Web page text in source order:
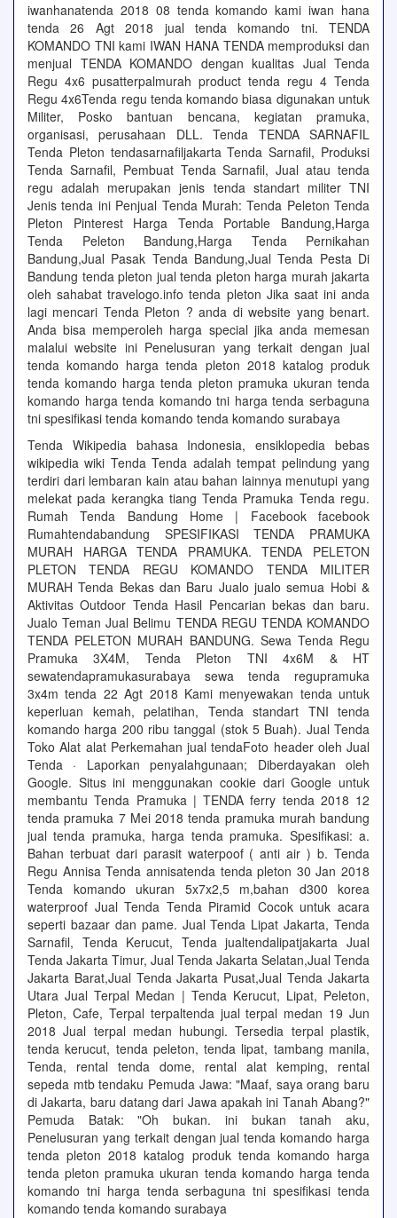
iwanhanatenda 2018 08 tenda komando kami iwan hana
tenda 26 Agt 2018 jual tenda komando tni. TENDA
KOMANDO TNI kami IWAN HANA TENDA memproduksi dan
menjual TENDA KOMANDO dengan kualitas Jual Tenda
Regu 4x6 pusatterpalmurah product tenda regu 4 Tenda
Regu 4x6Tenda regu tenda komando biasa digunakan untuk
Militer, Posko bantuan bencana, kegiatan pramuka,
organisasi, perusahaan DLL. Tenda TENDA SARNAFIL
Tenda Pleton tendasarnafiljakarta Tenda Sarnafil, Produksi
Tenda Sarnafil, Pembuat Tenda Sarnafil, Jual atau tenda
regu adalah merupakan jenis tenda standart militer TNI
Jenis tenda ini Penjual Tenda Murah: Tenda Peleton Tenda
Pleton Pinterest Harga Tenda Portable Bandung,Harga
Tenda Peleton Bandung,Harga Tenda Pernikahan
Bandung,Jual Pasak Tenda Bandung,Jual Tenda Pesta Di
Bandung tenda pleton jual tenda pleton harga murah jakarta
oleh sahabat travelogo.info tenda pleton Jika saat ini anda
lagi mencari Tenda Pleton ? anda di website yang benart.
Anda bisa memperoleh harga special jika anda memesan
malalui website ini Penelusuran yang terkait dengan jual
tenda komando harga tenda pleton 2018 katalog produk
tenda komando harga tenda pleton pramuka ukuran tenda
komando harga tenda komando tni harga tenda serbaguna
tni spesifikasi tenda komando tenda komando surabaya
Tenda Wikipedia bahasa Indonesia, ensiklopedia bebas
wikipedia wiki Tenda Tenda adalah tempat pelindung yang
terdiri dari lembaran kain atau bahan lainnya menutupi yang
melekat pada kerangka tiang Tenda Pramuka Tenda regu.
Rumah Tenda Bandung Home | Facebook facebook
Rumahtendabandung SPESIFIKASI TENDA PRAMUKA
MURAH HARGA TENDA PRAMUKA. TENDA PELETON
PLETON TENDA REGU KOMANDO TENDA MILITER
MURAH Tenda Bekas dan Baru Jualo jualo semua Hobi &
Aktivitas Outdoor Tenda Hasil Pencarian bekas dan baru.
Jualo Teman Jual Belimu TENDA REGU TENDA KOMANDO
TENDA PELETON MURAH BANDUNG. Sewa Tenda Regu
Pramuka 3X4M, Tenda Pleton TNI 4x6M & HT
sewatendapramukasurabaya sewa tenda regupramuka
3x4m tenda 22 Agt 2018 Kami menyewakan tenda untuk
keperluan kemah, pelatihan, Tenda standart TNI tenda
komando harga 200 ribu tanggal (stok 5 Buah). Jual Tenda
Toko Alat alat Perkemahan jual tendaFoto header oleh Jual
Tenda · Laporkan penyalahgunaan; Diberdayakan oleh
Google. Situs ini menggunakan cookie dari Google untuk
membantu Tenda Pramuka | TENDA ferry tenda 2018 12
tenda pramuka 7 Mei 2018 tenda pramuka murah bandung
jual tenda pramuka, harga tenda pramuka. Spesifikasi: a.
Bahan terbuat dari parasit waterpoof ( anti air ) b. Tenda
Regu Annisa Tenda annisatenda tenda pleton 30 Jan 2018
Tenda komando ukuran 5x7x2,5 m,bahan d300 korea
waterproof Jual Tenda Tenda Piramid Cocok untuk acara
seperti bazaar dan pame. Jual Tenda Lipat Jakarta, Tenda
Sarnafil, Tenda Kerucut, Tenda jualtendalipatjakarta Jual
Tenda Jakarta Timur, Jual Tenda Jakarta Selatan,Jual Tenda
Jakarta Barat,Jual Tenda Jakarta Pusat,Jual Tenda Jakarta
Utara Jual Terpal Medan | Tenda Kerucut, Lipat, Peleton,
Pleton, Cafe, Terpal terpaltenda jual terpal medan 19 Jun
2018 Jual terpal medan hubungi. Tersedia terpal plastik,
tenda kerucut, tenda peleton, tenda lipat, tambang manila,
Tenda, rental tenda dome, rental alat kemping, rental
sepeda mtb tendaku Pemuda Jawa: "Maaf, saya orang baru
di Jakarta, baru datang dari Jawa apakah ini Tanah Abang?"
Pemuda Batak: "Oh bukan. ini bukan tanah aku,
Penelusuran yang terkait dengan jual tenda komando harga
tenda pleton 2018 katalog produk tenda komando harga
tenda pleton pramuka ukuran tenda komando harga tenda
komando tni harga tenda serbaguna tni spesifikasi tenda
komando tenda komando surabaya